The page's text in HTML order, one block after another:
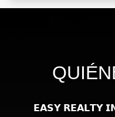
𝗘𝗔𝗦𝗬 𝗥𝗘𝗔𝗟𝗧𝗬